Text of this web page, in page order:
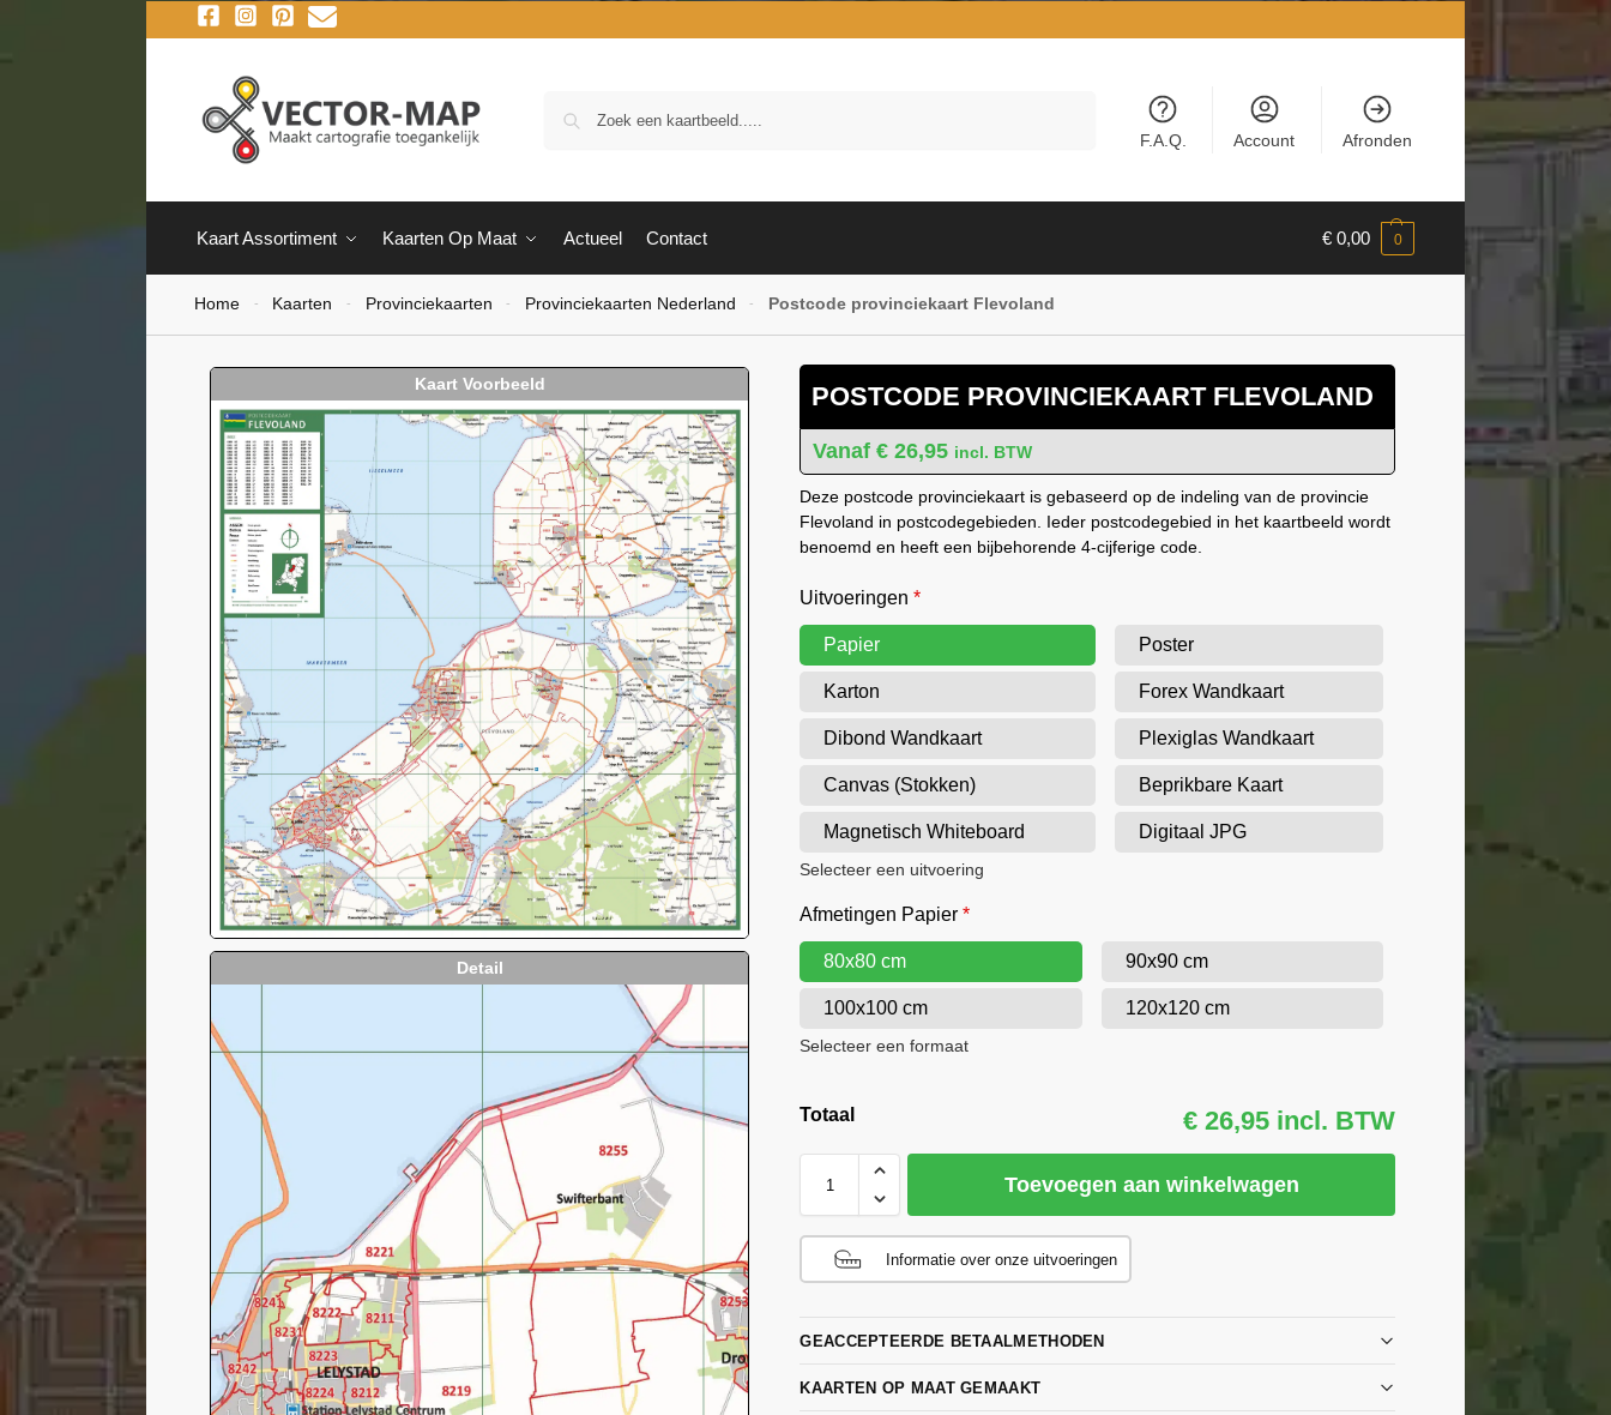
F.A.Q. Account Afronden
Kaart Assortiment Kaarten Op Maat Actueel Contact € 0,00 0
Home - Kaarten - Provinciekaarten - Provinciekaarten Nederland - Postcode provinciekaart Flevoland
POSTCODE PROVINCIEKAART FLEVOLAND
€ 26,95 incl. BTW
Deze postcode provinciekaart is gebaseerd op de indeling van de provincie
Flevoland in postcodegebieden. Ieder postcodegebied in het kaartbeeld wordt
benoemd en heeft een bijbehorende 4-cijferige code.
Uitvoeringen *
Papier Poster
Karton Forex Wandkaart
Dibond Wandkaart Plexiglas Wandkaart
Canvas (Stokken) Beprikbare Kaart
Magnetisch Whiteboard Digitaal JPG
Selecteer een uitvoering
Afmetingen Papier *
80x80 cm 90x90 cm
100x100 cm 120x120 cm
Selecteer een formaat
Totaal € 26,95 incl. BTW
Toevoegen aan winkelwagen
Informatie over onze uitvoeringen
GEACCEPTEERDE BETAALMETHODEN
KAARTEN OP MAAT GEMAAKT